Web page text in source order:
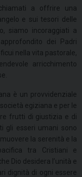
a offrire una
e sui tesori delle
siamo incoraggiati a
dei Padri
nella vita pastorale,
arricchimento
è un provvidenziale
egiziana e per le
frutti di giustizia e di
gli esseri umani sono
la serenità e la
tra Cristiani e
Dio desidera l’unità e
dignità di ogni essere